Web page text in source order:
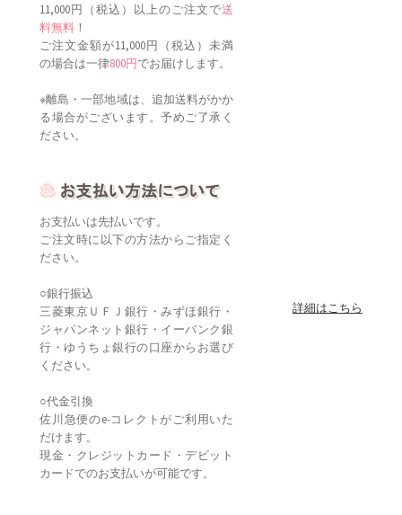
11,000円（税込）以上のご注文で送
料無料 ！
ご注文金額が11,000円（税込）未満
の場合は一律800円でお届けします。
※離島・一部地域は、追加送料がかか
る場合がございます。予めご了承く
ださい。
お支払いは先払いです。
ご注文時に以下の方法からご指定く
ださい。
○銀行振込
三菱東京ＵＦＪ銀行・みずほ銀行・
ジャパンネット銀行・イーバンク銀
行・ゆうちょ銀行の口座からお選び
ください。
○代金引換
佐川急便のe-コレクトがご利用いた
だけます。
現金・クレジットカード・デビット
カードでのお支払いが可能です。
詳細はこちら